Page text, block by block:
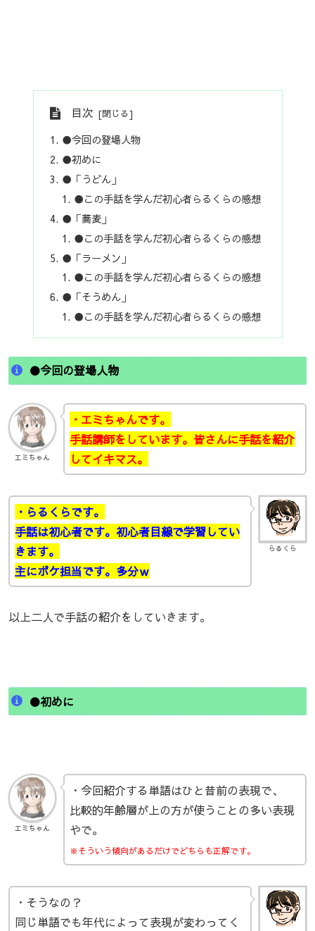
目次
●今回の登場人物
●初めに
●「うどん」
●この手話を学んだ初心者らるくらの感想
●「蕎麦」
●この手話を学んだ初心者らるくらの感想
●「ラーメン」
●この手話を学んだ初心者らるくらの感想
●「そうめん」
●この手話を学んだ初心者らるくらの感想
●今回の登場人物
エミちゃん
・エミちゃんです。
手話講師をしています。皆さんに手話を紹介
してイキマス。
らるくら
・らるくらです。
手話は初心者です。初心者目線で学習してい
きます。
主にボケ担当です。多分ｗ
以上二人で手話の紹介をしていきます。
●初めに
エミちゃん
・今回紹介する単語はひと昔前の表現で、
比較的年齢層が上の方が使うことの多い表現
やで。
※そういう傾向があるだけでどちらも正解です。
・そうなの？
同じ単語でも年代によって表現が変わってく